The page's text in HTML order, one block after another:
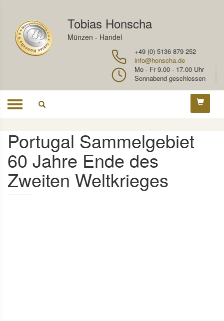
Tobias Honscha
Münzen - Handel
+49 (0) 5136 879 252
info@honscha.de
Mo - Fr 9.00 - 17.00 Uhr
Sonnabend geschlossen
Toggle
Portugal Sammelgebiet
60 Jahre Ende des
Zweiten Weltkrieges